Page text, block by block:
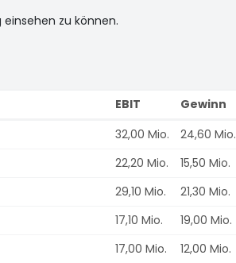
zu können.
EBIT Gewinn
32,00 Mio. 24,60 Mio.
22,20 Mio. 15,50 Mio.
29,10 Mio. 21,30 Mio.
17,10 Mio. 19,00 Mio.
17,00 Mio. 12,00 Mio.